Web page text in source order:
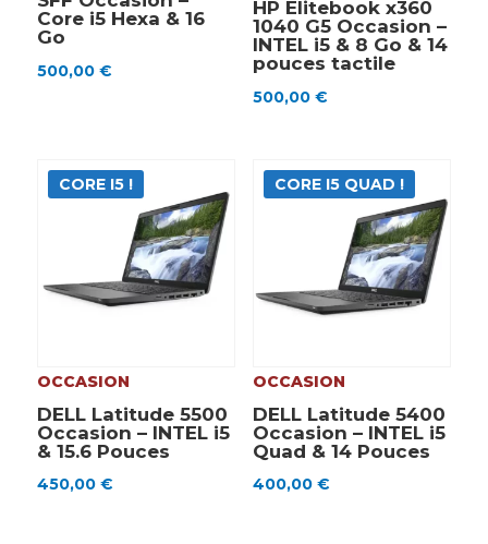
Core i5 Hexa & 16
Go
500,00 €
HP Elitebook x360
1040 G5 Occasion –
INTEL i5 & 8 Go & 14
pouces tactile
500,00 €
CORE I5 !
OCCASION
DELL Latitude 5500
Occasion – INTEL i5
& 15.6 Pouces
450,00 €
CORE I5 QUAD !
OCCASION
DELL Latitude 5400
Occasion – INTEL i5
Quad & 14 Pouces
400,00 €